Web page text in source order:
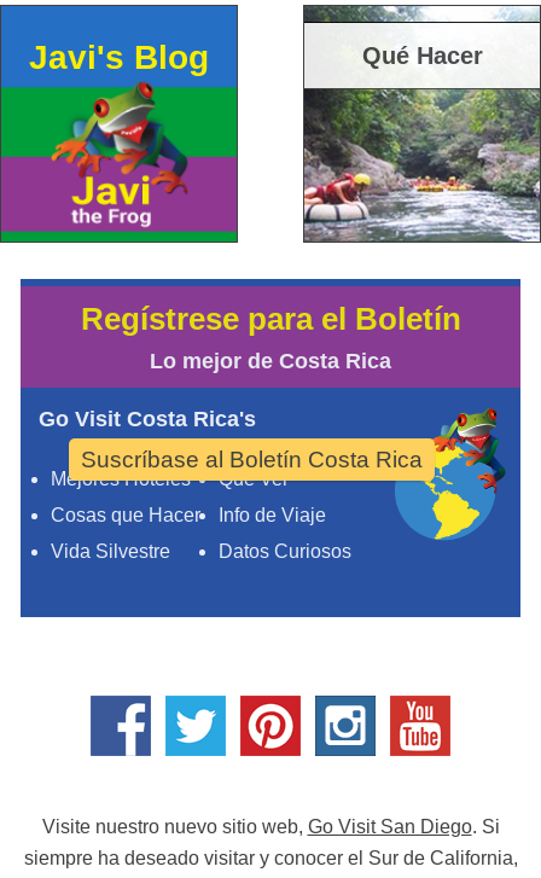
Javi's Blog Qué Hacer
Regístrese para el Boletín
Lo mejor de Costa Rica
Go Visit Costa Rica's
Mejores Hoteles
Qué Ver
Cosas que Hacer
Info de Viaje
Vida Silvestre
Datos Curiosos
Suscríbase al Boletín Costa Rica
Visite nuestro nuevo sitio web, Go Visit San Diego. Si
siempre ha deseado visitar y conocer el Sur de California,